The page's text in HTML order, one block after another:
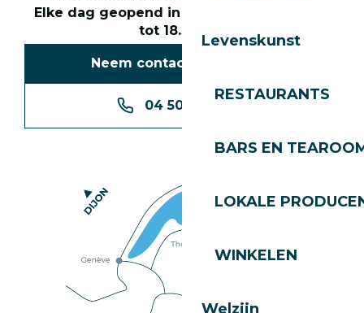
Levenskunst
RESTAURANTS
BARS EN
LOKALE
WINKELEN
Welzijn
Elke dag geopend in het seizoen van 8.30
tot 18.30 uur
Neem contact met ons op
04 50 74 74 74